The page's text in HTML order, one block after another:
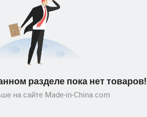
разделе пока нет товаров!
на сайте Made-in-China.com